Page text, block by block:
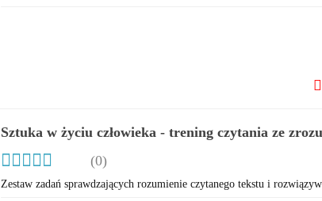
Sztuka w życiu człowieka - trening czytania ze
(0)
Zestaw zadań sprawdzających rozumienie czytanego tekstu i